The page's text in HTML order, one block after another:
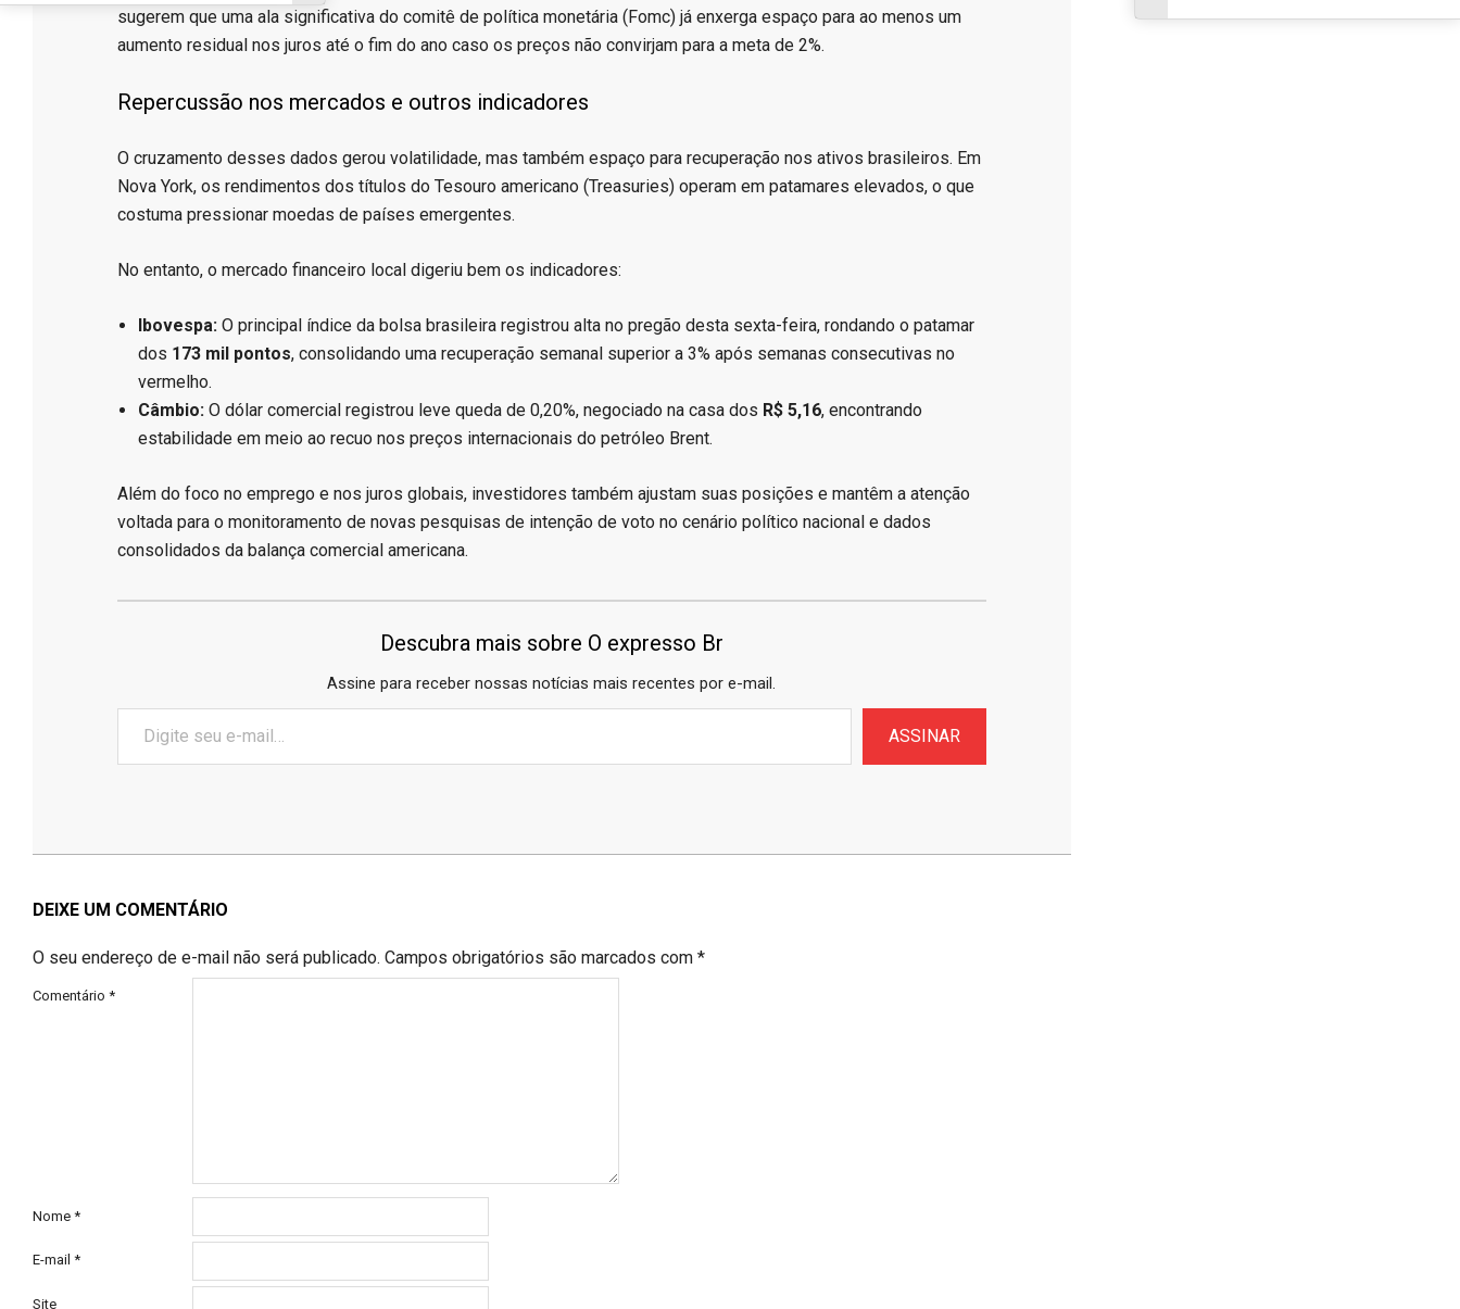
sugerem que uma ala significativa do comitê de política monetária (Fomc) já enxerga espaço para ao menos um
aumento residual nos juros até o fim do ano caso os preços não convirjam para a meta de 2%.
​Repercussão nos mercados e outros indicadores
​O cruzamento desses dados gerou volatilidade, mas também espaço para recuperação nos ativos brasileiros. Em
Nova York, os rendimentos dos títulos do Tesouro americano (Treasuries) operam em patamares elevados, o que
costuma pressionar moedas de países emergentes.
​No entanto, o mercado financeiro local digeriu bem os indicadores:
Ibovespa:O principal índice da bolsa brasileira registrou alta no pregão desta sexta-feira, rondando o patamar
dos 173 mil pontos, consolidando uma recuperação semanal superior a 3% após semanas consecutivas no
vermelho.
Câmbio:O dólar comercial registrou leve queda de 0,20%, negociado na casa dos R$ 5,16, encontrando
estabilidade em meio ao recuo nos preços internacionais do petróleo Brent.
​Além do foco no emprego e nos juros globais, investidores também ajustam suas posições e mantêm a atenção
voltada para o monitoramento de novas pesquisas de intenção de voto no cenário político nacional e dados
consolidados da balança comercial americana.
Descubra mais sobre O expresso Br
Assine para receber nossas notícias mais recentes por e-mail.
seu
e-
ASSINAR
06-
DEIXE UM COMENTÁRIO
O seu endereço de e-mail não será publicado. Campos obrigatórios são marcados com *
Comentário *
Nome *
E-mail *
Site